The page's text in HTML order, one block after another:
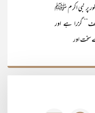
پر نبی اکرم ﷺ
گزرا ہے اور
سخت اور